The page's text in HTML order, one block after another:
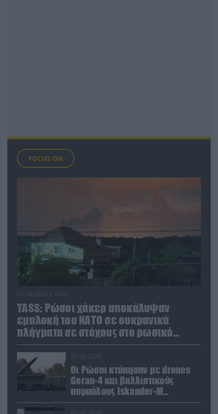
FOCUS ON
TASS: Ρώσοι χάκερ αποκάλυψαν
εμπλοκή του ΝΑΤΟ σε ουκρανικά
πλήγματα σε στόχους στο ρωσικό
έδαφος!
Οι Ρώσοι κτύπησαν με drones
Geran-4 και βαλλιστικούς
πυραύλους Iskander-M
ουκρανικό τρένο με